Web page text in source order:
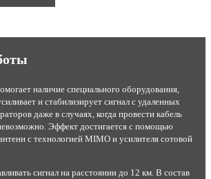
наличие специального оборудования,
и стабилизирует сигнал с удаленных
даже в случаях, когда провести кабель
Эффект достигается с помощью
с технологией MIMO и усилителя сотовой
сигнал на расстоянии до 12 км. В состав